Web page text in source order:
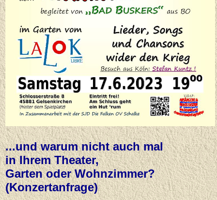
...und warum nicht auch mal
in Ihrem Theater,
Garten oder Wohnzimmer?
(Konzertanfrage)